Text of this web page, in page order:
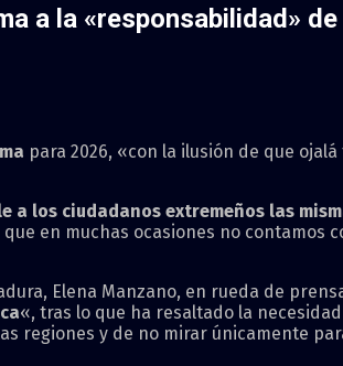
a la «responsabilidad»
para 2026, «con la ilusión de que
a los ciudadanos extremeños las
en muchas ocasiones no contamos
Elena Manzano, en rueda de
«, tras lo que ha resaltado la
regiones y de no mirar únicamente